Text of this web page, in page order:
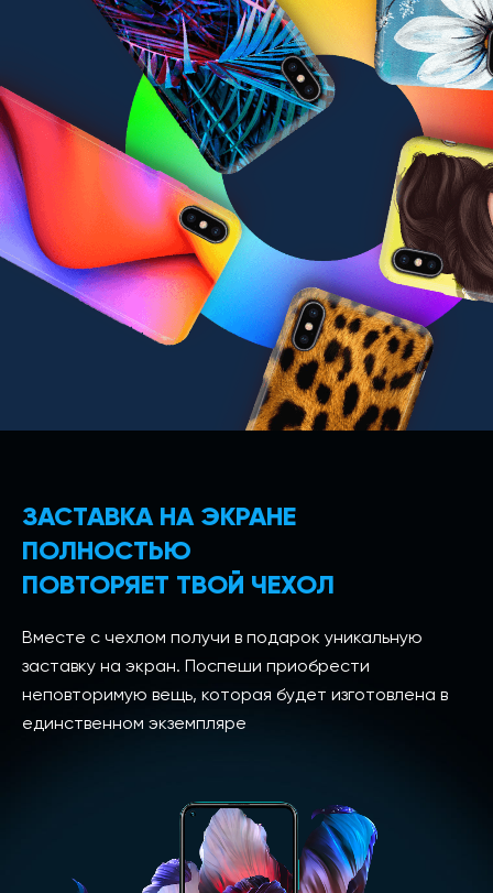
ЗАСТАВКА НА ЭКРАНЕ
ПОЛНОСТЬЮ
ПОВТОРЯЕТ ТВОЙ ЧЕХОЛ
Вместе с чехлом получи в подарок уникальную
заставку на экран. Поспеши приобрести
неповторимую вещь, которая будет изготовлена в
единственном экземпляре